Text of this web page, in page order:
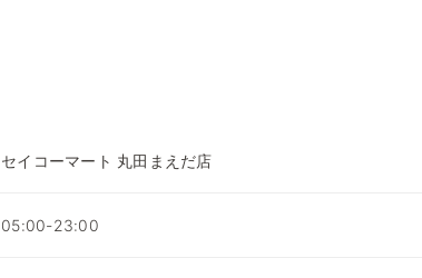
セイコーマート 丸田まえだ店
05:00-23:00